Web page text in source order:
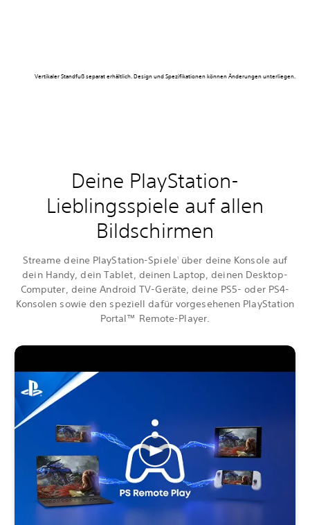
Vertikaler Standfuß separat erhältlich. Design und Spezifikationen können Änderungen unterliegen.
Deine PlayStation-
Lieblingsspiele auf allen
Bildschirmen
Streame deine PlayStation-Spiele1
über deine Konsole auf
dein Handy, dein Tablet, deinen Laptop, deinen Desktop-
Computer, deine Android TV-Geräte, deine PS5- oder PS4-
Konsolen sowie den speziell dafür vorgesehenen PlayStation
Portal™ Remote-Player.